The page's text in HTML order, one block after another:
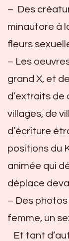
– Des
minautore à
fleurs
– Les
grand X, et
d’extraits de
villages, de
d’écriture
positions du
animée qui
déplace
– Des photos
femme, un
Et tant